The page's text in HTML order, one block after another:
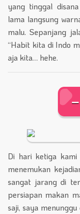
yang tinggal
lama langsung
malu. Sepanjang
“Habit kita di Indo
aja kita… hehe.
Di hari ketiga
menemukan
sangat jarang di
persiapan makan
saji, saya